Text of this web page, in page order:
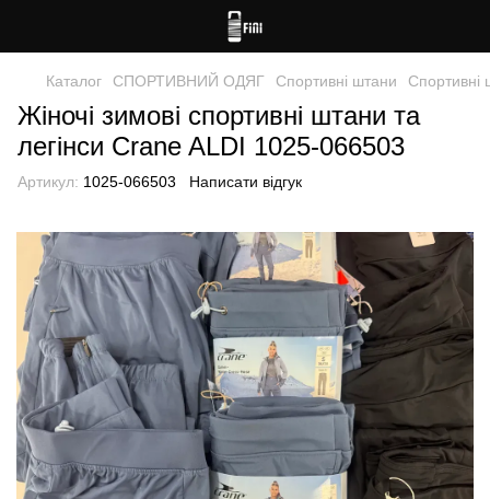
Каталог СПОРТИВНИЙ ОДЯГ Спортивні штани Спортивні
Жіночі зимові спортивні штани та
легінси Crane ALDI 1025-066503
Артикул: 1025-066503 Написати відгук